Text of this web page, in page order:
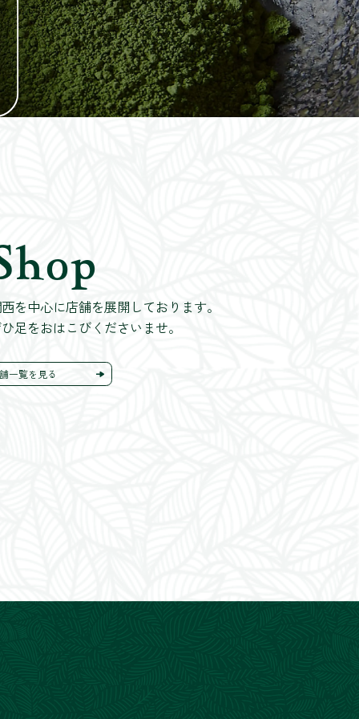
を中心に店舗を展開しております。
足をおはこびくださいませ。
一覧を見る